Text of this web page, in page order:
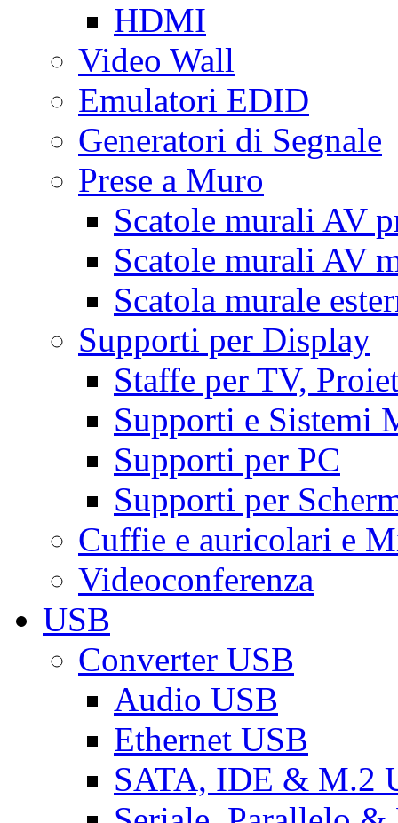
HDMI
Video Wall
Emulatori EDID
Generatori di Segnale
Prese a Muro
Scatole murali AV
Scatole murali AV
Scatola murale
Supporti per Display
Staffe per TV,
Supporti e Sistemi
Supporti per PC
Supporti per
Cuffie e auricolari e
Videoconferenza
USB
Converter USB
Audio USB
Ethernet USB
SATA, IDE & M.2